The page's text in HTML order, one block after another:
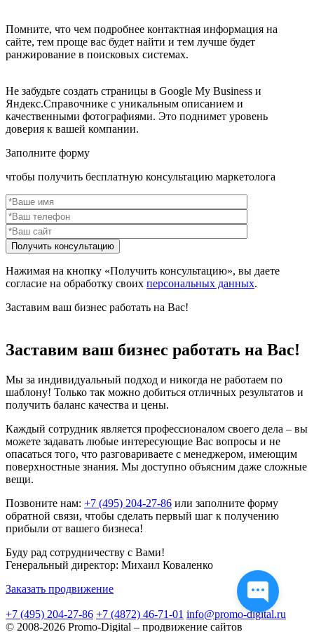
Помните, что чем подробнее контактная информация на
сайте, тем проще вас будет найти и тем лучше будет
ранжирование в поисковых системах.
Не забудьте создать страницы в Google My Business и
Яндекс.Справочнике с уникальным описанием и
качественными фотографиями. Это поднимет уровень
доверия к вашей компании.
Заполните форму
чтобы получить бесплатную консультацию маркетолога
Нажимая на кнопку «Получить консультацию», вы даете
согласие на обработку своих персональных данных.
Заставим ваш бизнес работать на Вас!
Заставим ваш бизнес работать на Вас!
Мы за индивидуальный подход и никогда не работаем по
шаблону! Только так можно добиться отличных результатов и
получить баланс качества и цены.
Каждый сотрудник является профессионалом своего дела – вы
можете задавать любые интересующие Вас вопросы и не
опасаться того, что разговариваете с менеджером, имеющим
поверхностные знания. Мы доступно объясним даже сложные
вещи.
Позвоните нам: +7 (495) 204-27-86 или заполните форму
обратной связи, чтобы сделать первый шаг к получению
прибыли от вашего бизнеса!
Буду рад сотрудничеству с Вами!
Генеральный директор: Михаил Коваленко
Заказать продвижение
+7 (495) 204-27-86 +7 (4872) 46-71-01 info@promo-digital.ru
© 2008-2026 Promo-Digital – продвижение сайтов